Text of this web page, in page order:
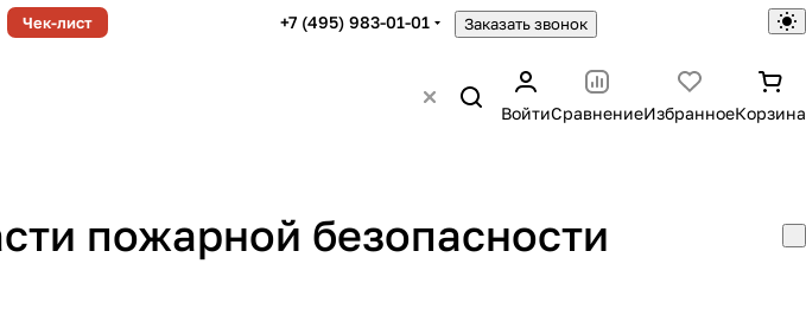
Чек-лист +7 (495) 983-01-01 Заказать звонок
ВойтиСравнениеИзбранноеКорзина
пожарной безопасности